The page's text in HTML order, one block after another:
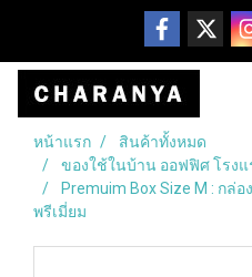
หน้าแรก
สินค้าทั้งหมด
ของใช้ในบ้าน ออฟฟิศ โรงแ
Premuim Box Size M : กล่
พรีเมี่ยม